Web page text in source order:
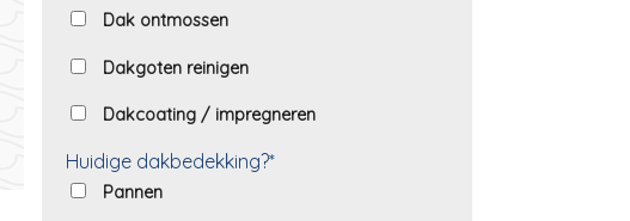
Dak ontmossen
Dakgoten reinigen
Dakcoating / impregneren
Huidige dakbedekking?*
Pannen